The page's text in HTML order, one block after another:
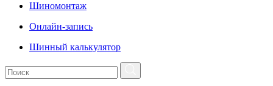
Шиномонтаж
Онлайн-запись
Шинный калькулятор